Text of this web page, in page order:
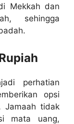
Mekkah dan
sehingga
perhatian
opsi
Jamaah tidak
mata uang,